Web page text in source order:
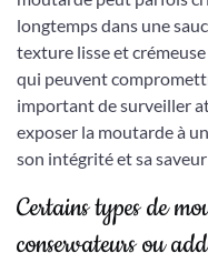
longtemps dans une
texture lisse et
qui peuvent
important de surveiller
exposer la moutarde à
son intégrité et sa
Certains types de
conservateurs ou